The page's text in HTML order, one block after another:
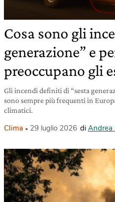
Cosa sono gli
generazione” e
preoccupano gli
Gli incendi definiti di “sesta
sono sempre più frequenti in
climatici.
Clima 29 luglio 2026 di Andrea